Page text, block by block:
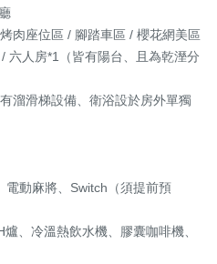
肉座位區 / 腳踏車區 / 櫻花網美區
六人房*1（皆有陽台、且為乾溼分
溜滑梯設備、衛浴設於房外單獨
動麻將、Switch（須提前預
、冷溫熱飲水機、膠囊咖啡機、